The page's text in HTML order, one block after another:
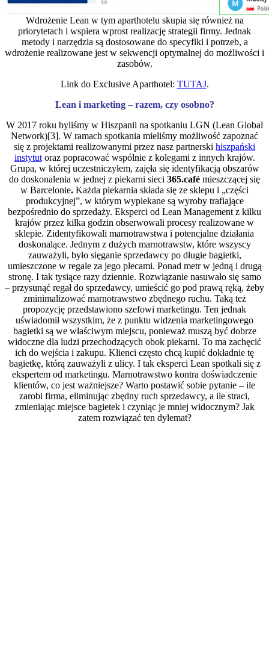
Wdrożenie Lean w tym aparthotelu skupia się również na
priorytetach i wspiera wprost realizację strategii firmy. Jednak
metody i narzędzia są dostosowane do specyfiki i potrzeb, a
wdrożenie realizowane jest w sekwencji optymalnej do możliwości i
zasobów.
Link do Exclusive Aparthotel: TUTAJ.
Lean i marketing – razem, czy osobno?
W 2017 roku byliśmy w Hiszpanii na spotkaniu LGN (Lean Global
Network)[3]. W ramach spotkania mieliśmy możliwość zapoznać
się z projektami realizowanymi przez nasz partnerski hiszpański
instytutoraz popracować wspólnie z kolegami z innych krajów.
Grupa, w której uczestniczyłem, zajęła się identyfikacją obszarów
do doskonalenia w jednej z piekarni sieci 365.café mieszczącej się
w Barcelonie. Każda piekarnia składa się ze sklepu i „części
produkcyjnej”, w którym wypiekane są wyroby trafiające
bezpośrednio do sprzedaży. Eksperci od Lean Management z kilku
krajów przez kilka godzin obserwowali procesy realizowane w
sklepie. Zidentyfikowali marnotrawstwa i potencjalne działania
doskonalące. Jednym z dużych marnotrawstw, które wszyscy
zauważyli, było sięganie sprzedawcy po długie bagietki,
umieszczone w regale za jego plecami. Ponad metr w jedną i drugą
stronę. I tak tysiące razy dziennie. Rozwiązanie nasuwało się samo
– przysunąć regał do sprzedawcy, umieścić go pod prawą ręką, żeby
zminimalizować marnotrawstwo zbędnego ruchu. Taką też
propozycję przedstawiono szefowi marketingu. Ten jednak
uświadomił wszystkim, że z punktu widzenia marketingowego
bagietki są we właściwym miejscu, ponieważ muszą być dobrze
widoczne dla ludzi przechodzących obok piekarni. To ma zachęcić
ich do wejścia i zakupu. Klienci często chcą kupić dokładnie tę
bagietkę, którą zauważyli z ulicy. I tak eksperci Lean spotkali się z
ekspertem od marketingu. Marnotrawstwo kontra doświadczenie
klientów, co jest ważniejsze? Warto postawić sobie pytanie – ile
zarobi firma, eliminując zbędny ruch sprzedawcy, a ile straci,
zmieniając miejsce bagietek i czyniąc je mniej widocznym? Jak
zatem rozwiązać ten dylemat?